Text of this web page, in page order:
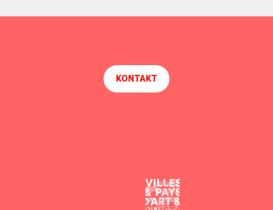
KONTAKT